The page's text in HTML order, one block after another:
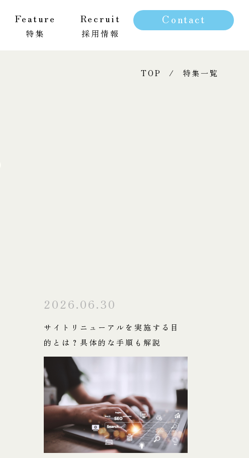
Feature
特集
Recruit
採用情報
Contact
TOP 特集一覧
2026.06.30
サイトリニューアルを実施する目
的とは？具体的な手順も解説